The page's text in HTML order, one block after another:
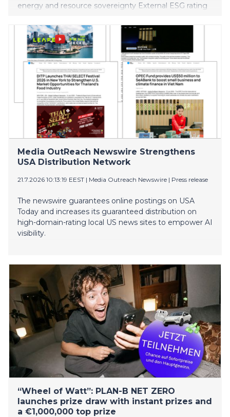
energy and resource sovereignty External ESG rating
strategic risk management Climate transition plan
serves as central instrument for future-proofing
business processes
Media OutReach Newswire Strengthens
USA Distribution Network
21.7.2026 10:13:19 EEST | Media Outreach Newswire | Press release
The newswire guarantees online postings on USA
Today and increases its guaranteed distribution on
high-domain-rating local US news sites to empower AI
visibility.
“Wheel of Watt”: PLAN-B NET ZERO
launches prize draw with instant prizes and
a €1,000,000 top prize